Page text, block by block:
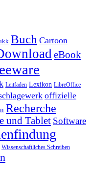
Buch Cartoon
eBook
Leitfaden Lexikon LibreOffice
offizielle
Recherche
und Tablet Software
Wissenschaftliches Schreiben